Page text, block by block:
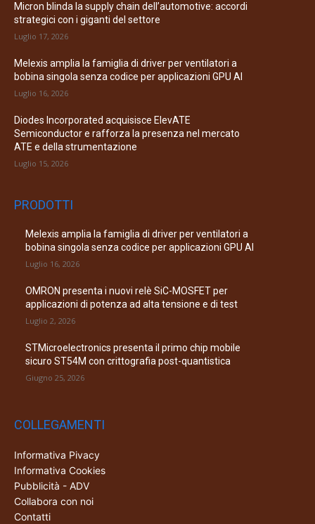
Micron blinda la supply chain dell’automotive: accordi
strategici con i giganti del settore
Luglio 17, 2026
Melexis amplia la famiglia di driver per ventilatori a
bobina singola senza codice per applicazioni GPU AI
Luglio 16, 2026
Diodes Incorporated acquisisce ElevATE
Semiconductor e rafforza la presenza nel mercato
ATE e della strumentazione
Luglio 15, 2026
PRODOTTI
Melexis amplia la famiglia di driver per ventilatori a
bobina singola senza codice per applicazioni GPU AI
Luglio 16, 2026
OMRON presenta i nuovi relè SiC-MOSFET per
applicazioni di potenza ad alta tensione e di test
Luglio 2, 2026
STMicroelectronics presenta il primo chip mobile
sicuro ST54M con crittografia post-quantistica
Giugno 25, 2026
COLLEGAMENTI
Informativa Pivacy
Informativa Cookies
Pubblicità - ADV
Collabora con noi
Contatti